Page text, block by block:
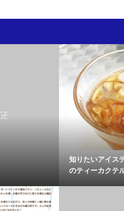
知りたいアイス
のティーカクテ